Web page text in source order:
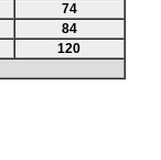
74
84
120